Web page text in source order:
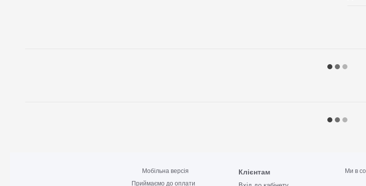
Мобільна версія
Приймаємо до оплати
Клієнтам Ми в